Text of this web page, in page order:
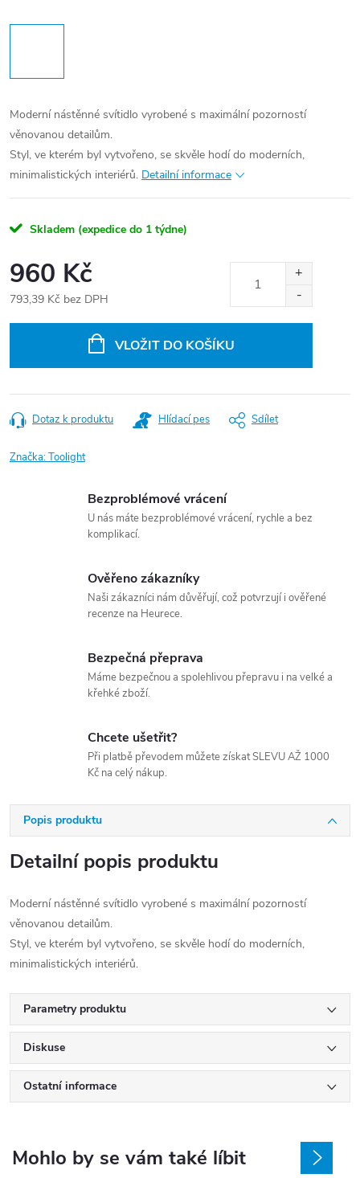
Moderní nástěnné svítidlo vyrobené s maximální pozorností
věnovanou detailům.
Styl, ve kterém byl vytvořeno, se skvěle hodí do moderních,
minimalistických interiérů. Detailní informace
Skladem (expedice do 1 týdne)
960 Kč
793,39 Kč bez DPH
VLOŽIT DO KOŠÍKU
Dotaz k produktu Hlídací pes Sdílet
Značka:Toolight
Bezproblémové vrácení
U nás máte bezproblémové vrácení, rychle a bez
komplikací.
Ověřeno zákazníky
Naši zákazníci nám důvěřují, což potvrzují i ověřené
recenze na Heurece.
Bezpečná přeprava
Máme bezpečnou a spolehlivou přepravu i na velké a
křehké zboží.
Chcete ušetřit?
Při platbě převodem můžete získat SLEVU AŽ 1000
Kč na celý nákup.
Popis produktu
Detailní popis produktu
Moderní nástěnné svítidlo vyrobené s maximální pozorností
věnovanou detailům.
Styl, ve kterém byl vytvořeno, se skvěle hodí do moderních,
minimalistických interiérů.
Parametry produktu
Diskuse
Ostatní informace
Mohlo by se vám také líbit